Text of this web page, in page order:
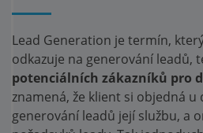
Lead Generation je termín,
odkazuje na generování leadů,
potenciálních zákazníků pro
znamená, že klient si objedná
generování leadů její službu, a